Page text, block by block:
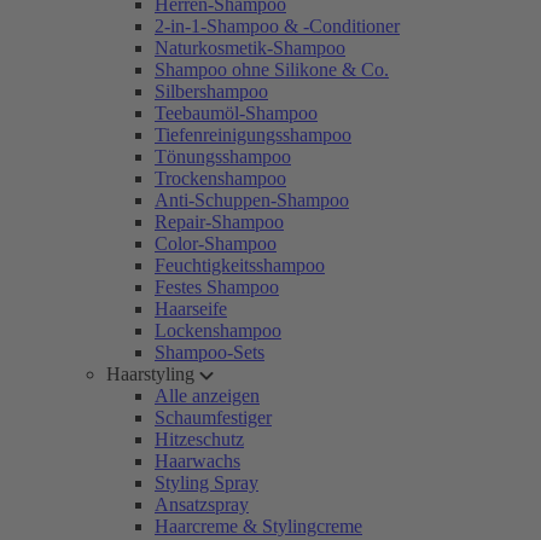
Herren-Shampoo
2-in-1-Shampoo & -Conditioner
Naturkosmetik-Shampoo
Shampoo ohne Silikone & Co.
Silbershampoo
Teebaumöl-Shampoo
Tiefenreinigungsshampoo
Tönungsshampoo
Trockenshampoo
Anti-Schuppen-Shampoo
Repair-Shampoo
Color-Shampoo
Feuchtigkeitsshampoo
Festes Shampoo
Haarseife
Lockenshampoo
Shampoo-Sets
Haarstyling
Alle anzeigen
Schaumfestiger
Hitzeschutz
Haarwachs
Styling Spray
Ansatzspray
Haarcreme & Stylingcreme